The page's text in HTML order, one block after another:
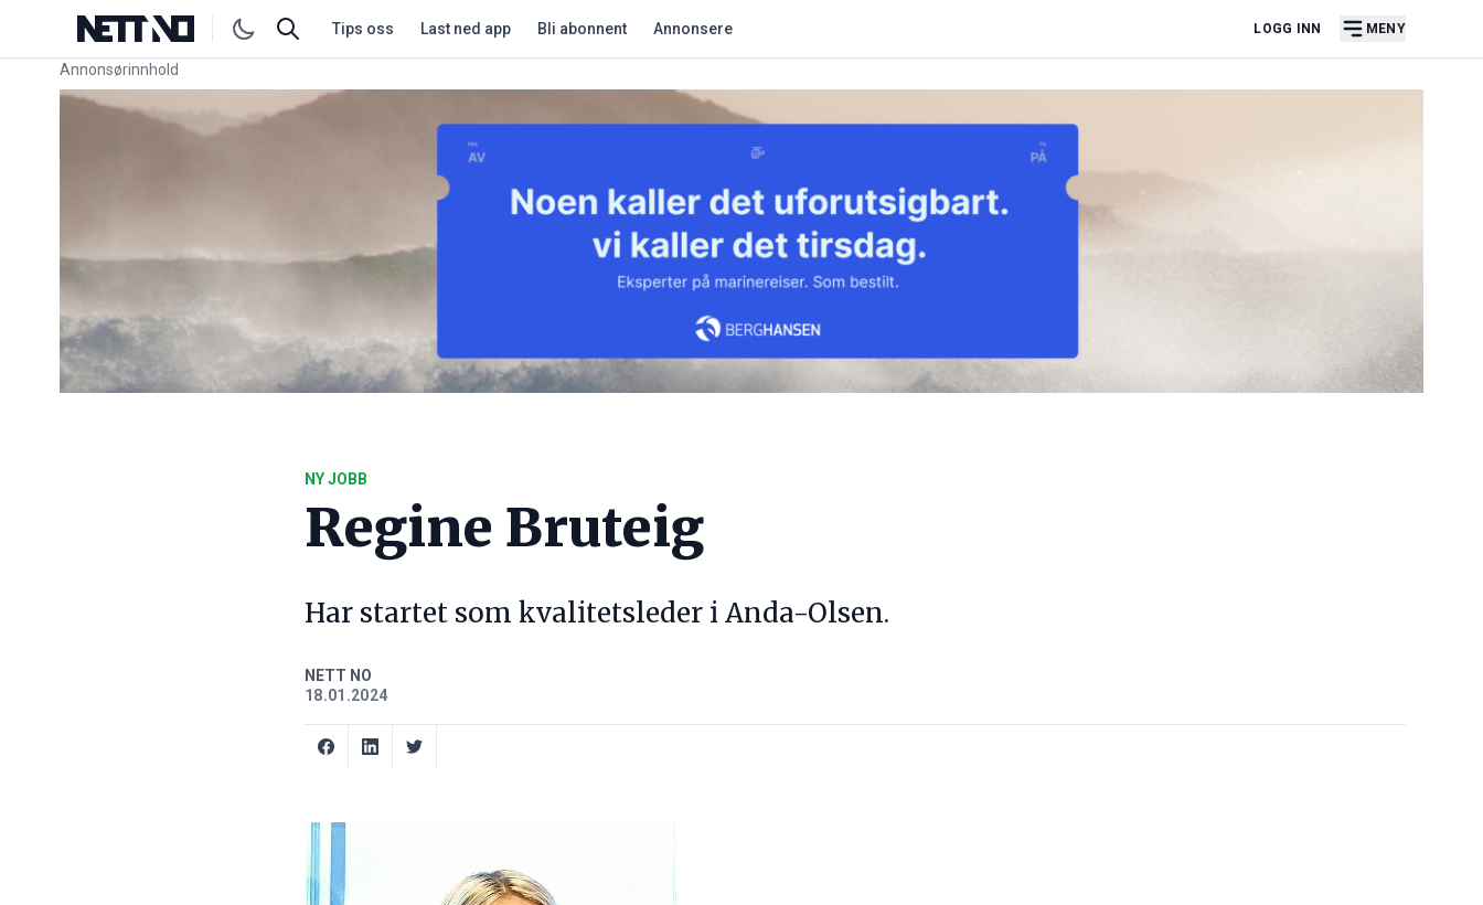
Tips oss Last ned app Bli abonnent Annonsere LOGG INN MENY
Annonsørinnhold
Link for annonse
NY JOBB
Regine Bruteig
Har startet som kvalitetsleder i Anda-Olsen.
NETT NO
18.01.2024